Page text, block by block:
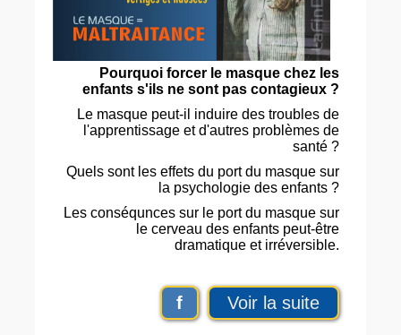
Pourquoi forcer le masque chez les
enfants s'ils ne sont pas contagieux ?
Le masque peut-il induire des troubles de
l'apprentissage et d'autres problèmes de
santé ?
Quels sont les effets du port du masque sur
la psychologie des enfants ?
Les conséqunces sur le port du masque sur
le cerveau des enfants peut-être
dramatique et irréversible.
f Voir la suite